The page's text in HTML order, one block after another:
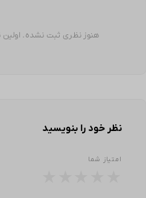
هنوز نظری ثبت نشده.
نظر خود را بنویسید
امتیاز شما